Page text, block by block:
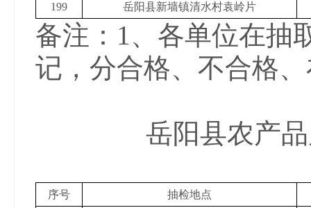
199
岳阳县新墙镇清水村袁岭片
备注：1、各单位在抽
记，分合格、不合格
岳阳县农产
序号 抽检地点